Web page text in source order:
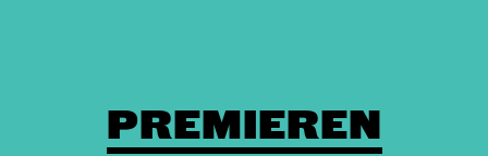
PREMIEREN